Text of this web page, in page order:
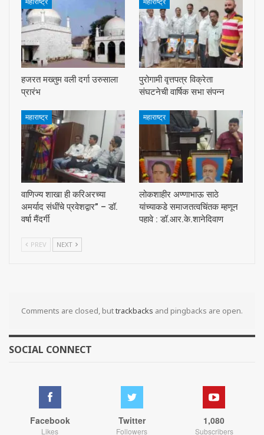
महाराष्ट्र
हजरत मख्तुम वली दर्गा उरुसाला
प्रारंभ
महाराष्ट्र
पुरोगामी वृत्तपत्र विक्रेता
संघटनेची वार्षिक सभा संपन्न
महाराष्ट्र
वाणिज्य शाखा ही करिअरच्या
अमर्याद संधींचे प्रवेशद्वार” – डॉ.
वर्षा मैंदर्गी
महाराष्ट्र
लोकशाहीर अण्णाभाऊ साठे
यांच्याकडे समाजतत्वचिंतक म्हणून
पहावे : डॉ.आर.के.शानेदिवाण
PREV NEXT
Comments are closed, buttrackbacks and pingbacks are open.
SOCIAL CONNECT
Facebook
Likes
Twitter
Followers
1,080
Subscribers